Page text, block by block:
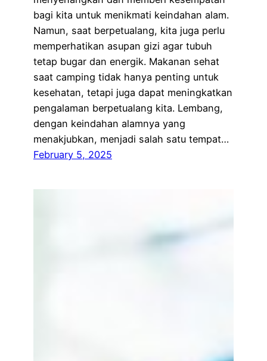
bagi kita untuk menikmati keindahan alam.
Namun, saat berpetualang, kita juga perlu
memperhatikan asupan gizi agar tubuh
tetap bugar dan energik. Makanan sehat
saat camping tidak hanya penting untuk
kesehatan, tetapi juga dapat meningkatkan
pengalaman berpetualang kita. Lembang,
dengan keindahan alamnya yang
menakjubkan, menjadi salah satu tempat…
February 5, 2025